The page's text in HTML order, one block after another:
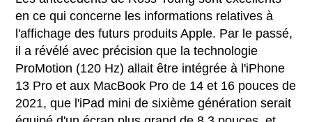
en ce qui concerne les informations relatives à
l'affichage des futurs produits Apple. Par le passé,
il a révélé avec précision que la technologie
ProMotion (120 Hz) allait être intégrée à l'iPhone
13 Pro et aux MacBook Pro de 14 et 16 pouces de
2021, que l'iPad mini de sixième génération serait